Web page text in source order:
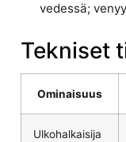
vedessä;
Tekniset
Ominaisuus
Ulkohalkaisija